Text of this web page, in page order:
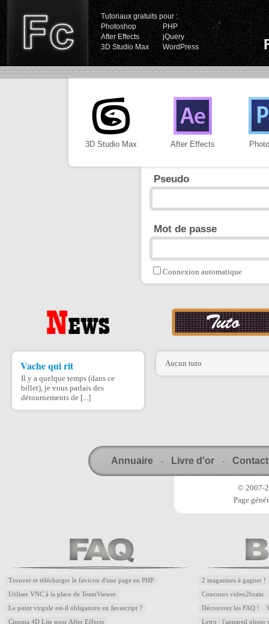
Tutoriaux gratuits pour :
Photoshop
PHP
After Effects
jQuery
3D Studio Max
WordPress
3D Studio Max After Effects
Pseudo
Mot de passe
Connexion automatique
Vache qui rit
Il y a quelque temps (dans ce
billet), je vous parlais des
détournements de [...]
Aucun tuto
Annuaire - Livre d'or - Contact
© 2007-
Page
Trouver et télécharger le favicon d'une page en PHP
Utiliser VNC à la place de TeamViewer
Le point virgule est-il obligatoire en Javascript ?
Cinema 4D Lite pour After Effects
2 magazines à gagner !
Concours video2brain
Découvrez les FAQ !
Lytro : l'appareil photo